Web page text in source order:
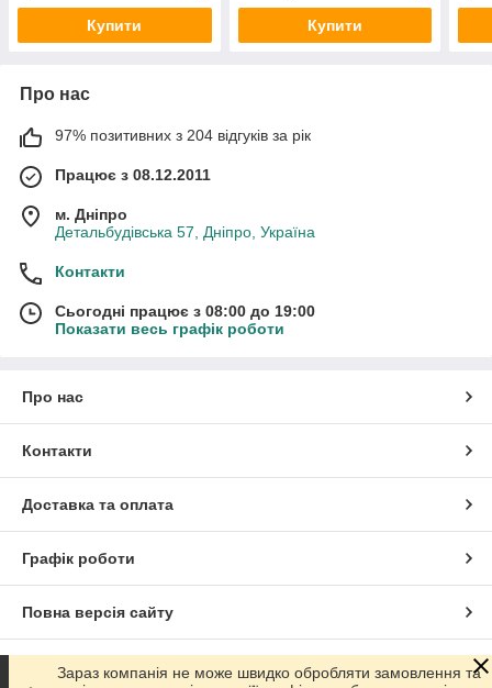
Купити Купити
Про нас
97% позитивних з 204 відгуків за рік
Працює з 08.12.2011
м. Дніпро
Детальбудівська 57, Дніпро, Україна
Контакти
Сьогодні працює з 08:00 до 19:00
Показати весь графік роботи
Про нас
Контакти
Доставка та оплата
Графік роботи
Повна версія сайту
Сайт створено на маркетплейсіProm.ua
Зараз компанія не може швидко обробляти замовлення та